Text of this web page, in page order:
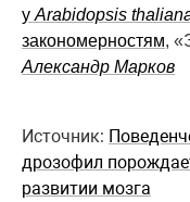
у Arabidopsis
закономерностям,
Александр Марков
Источник:
дрозофил
развитии мозга